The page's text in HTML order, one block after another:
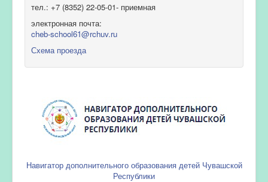
тел.: +7 (8352) 22-05-01- приемная
электронная почта:
cheb-school61@rchuv.ru
Схема проезда
Навигатор дополнительного образования детей Чувашской
Республики